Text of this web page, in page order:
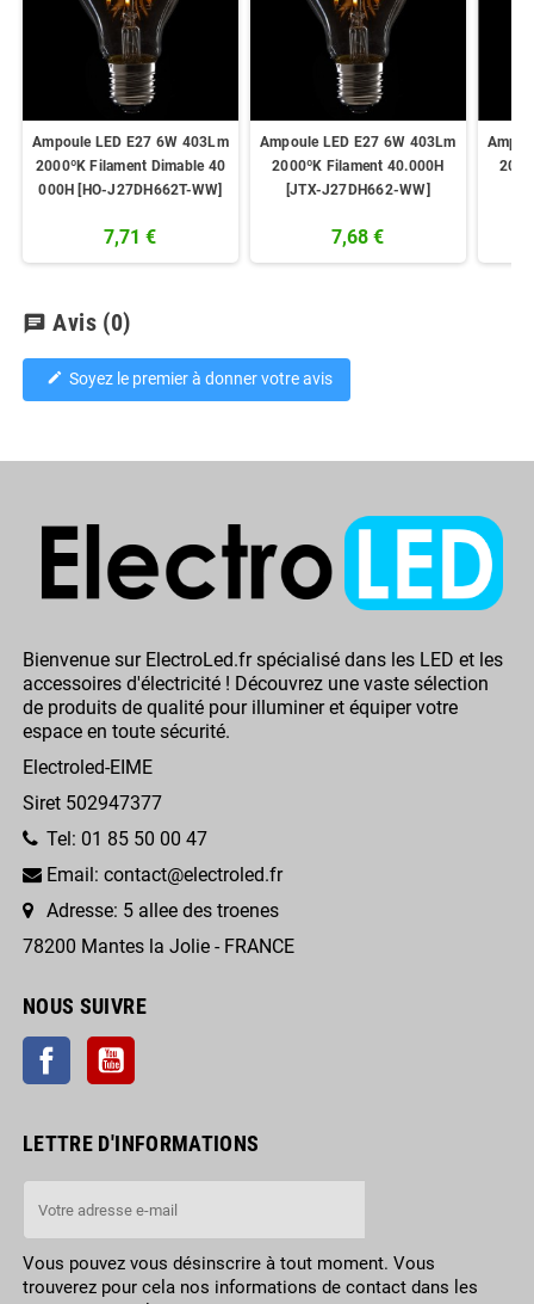
Ampoule LED E27 6W 403Lm
2000ºK Filament Dimable 40
000H [HO-J27DH662T-WW]
7,71 €
Ampoule LED E27 6W 403Lm
2000ºK Filament 40.000H
[JTX-J27DH662-WW]
7,68 €
chat Avis (0)
edit Soyez le premier à donner votre avis
Bienvenue sur ElectroLed.fr spécialisé dans les LED et les
accessoires d'électricité ! Découvrez une vaste sélection
de produits de qualité pour illuminer et équiper votre
espace en toute sécurité.
Electroled-EIME
Siret 502947377
Tel: 01 85 50 00 47
Email: contact@electroled.fr
Adresse: 5 allee des troenes
78200 Mantes la Jolie - FRANCE
NOUS SUIVRE
FacebookYouTube
LETTRE D'INFORMATIONS
Vous pouvez vous désinscrire à tout moment. Vous
trouverez pour cela nos informations de contact dans les